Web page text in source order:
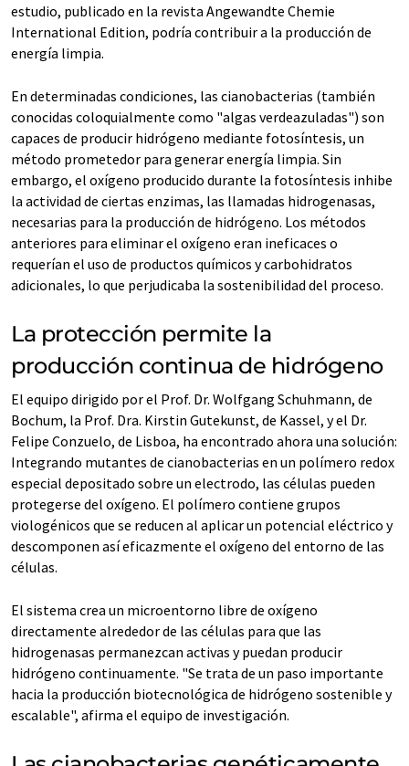
estudio, publicado en la revista Angewandte Chemie
International Edition, podría contribuir a la producción de
energía limpia.
En determinadas condiciones, las cianobacterias (también
conocidas coloquialmente como "algas verdeazuladas") son
capaces de producir hidrógeno mediante fotosíntesis, un
método prometedor para generar energía limpia. Sin
embargo, el oxígeno producido durante la fotosíntesis inhibe
la actividad de ciertas enzimas, las llamadas hidrogenasas,
necesarias para la producción de hidrógeno. Los métodos
anteriores para eliminar el oxígeno eran ineficaces o
requerían el uso de productos químicos y carbohidratos
adicionales, lo que perjudicaba la sostenibilidad del proceso.
La protección permite la
producción continua de hidrógeno
El equipo dirigido por el Prof. Dr. Wolfgang Schuhmann, de
Bochum, la Prof. Dra. Kirstin Gutekunst, de Kassel, y el Dr.
Felipe Conzuelo, de Lisboa, ha encontrado ahora una solución:
Integrando mutantes de cianobacterias en un polímero redox
especial depositado sobre un electrodo, las células pueden
protegerse del oxígeno. El polímero contiene grupos
viologénicos que se reducen al aplicar un potencial eléctrico y
descomponen así eficazmente el oxígeno del entorno de las
células.
El sistema crea un microentorno libre de oxígeno
directamente alrededor de las células para que las
hidrogenasas permanezcan activas y puedan producir
hidrógeno continuamente. "Se trata de un paso importante
hacia la producción biotecnológica de hidrógeno sostenible y
escalable", afirma el equipo de investigación.